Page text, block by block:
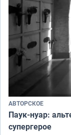
АВТОРСКОЕ
Паук-нуар:
супергерое